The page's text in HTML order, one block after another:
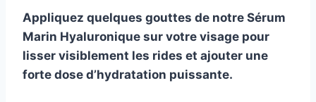
Appliquez quelques gouttes de notre Sérum
Marin Hyaluronique sur votre visage pour
lisser visiblement les rides et ajouter une
forte dose d’hydratation puissante.